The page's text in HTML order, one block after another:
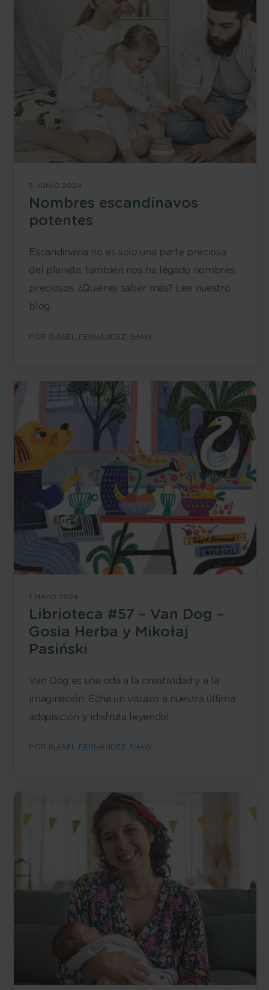
5 JUNIO 2024
Nombres escandinavos
potentes
Escandinavia no es solo una parte preciosa
del planeta, también nos ha legado nombres
preciosos. ¿Quiéres saber más? Lee nuestro
blog.
POR ISABEL FERNÁNDEZ-SHAW
1 MAYO 2024
Librioteca #57 – Van Dog –
Gosia Herba y Mikołaj
Pasiński
Van Dog es una oda a la creatividad y a la
imaginación. Echa un vistazo a nuestra última
adquisición y ¡disfruta leyendo!
POR ISABEL FERNÁNDEZ-SHAW